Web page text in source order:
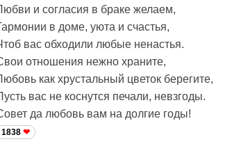
и согласия в браке желаем,
в доме, уюта и счастья,
вас обходили любые ненастья.
отношения нежно храните,
как хрустальный цветок берегите,
вас не коснутся печали, невзгоды.
да любовь вам на долгие годы!
1838